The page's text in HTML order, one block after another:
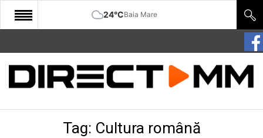
24°CBaia Mare
START
COMUNITATE
Tag: Cultura română